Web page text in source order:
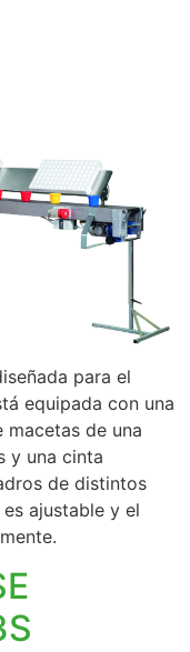
para el
equipada con una
de una
y una cinta
de distintos
ajustable y el